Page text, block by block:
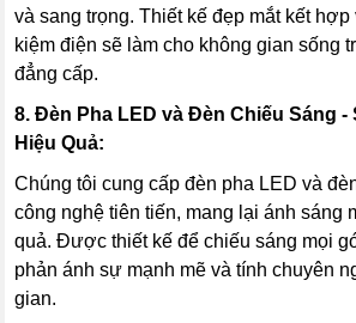
và sang trọng. Thiết kế đẹp mắt kết
kiệm điện sẽ làm cho không gian sống
đẳng cấp.
8. Đèn Pha LED và Đèn Chiếu Sáng -
Hiệu Quả:
Chúng tôi cung cấp đèn pha LED và
công nghệ tiên tiến, mang lại ánh sáng
quả. Được thiết kế để chiếu sáng mọi
phản ánh sự mạnh mẽ và tính chuyên
gian.